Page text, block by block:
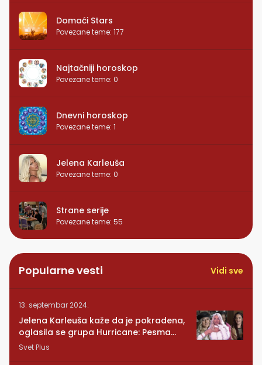
Domaći Stars
Povezane teme: 177
Najtačniji horoskop
Povezane teme: 0
Dnevni horoskop
Povezane teme: 1
Jelena Karleuša
Povezane teme: 0
Strane serije
Povezane teme: 55
Popularne vesti Vidi sve
13. septembar 2024.
Jelena Karleuša kaže da je pokradena,
oglasila se grupa Hurricane: Pesma
RUNDE je naša!
Svet Plus